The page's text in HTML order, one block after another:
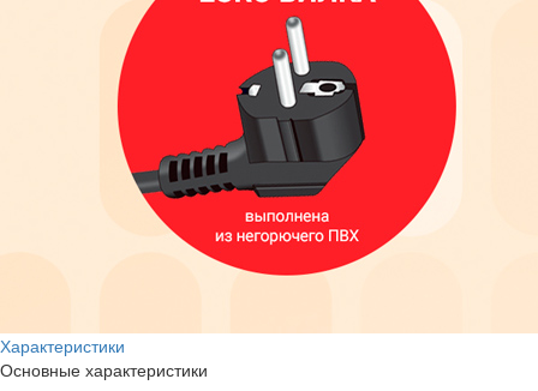
Характеристики
Основные характеристики